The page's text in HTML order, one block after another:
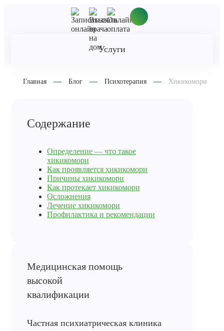
Услуги
Главная Блог Психотерапия Хикикомори
Содержание
Определение — что такое
хикикомори
Как проявляется хикикомори
Причины хикикомори
Как протекает хикикомори
Осложнения
Лечение хикикомори
Профилактика и рекомендации
Частная психиатрическая клиника